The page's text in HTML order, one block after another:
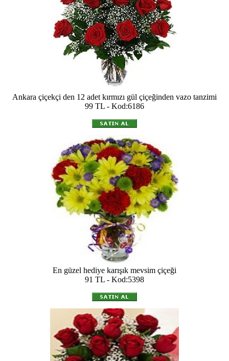
Ankara çiçekçi den 12 adet kırmızı gül çiçeğinden vazo tanzimi
99 TL - Kod:6186
En güzel hediye karışık mevsim çiçeği
91 TL - Kod:5398